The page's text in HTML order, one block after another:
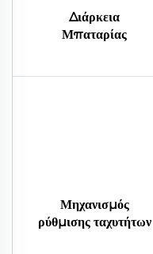
Διάρκεια
Μπαταρίας
Μηχανισμός
ρύθμισης ταχυτήτων